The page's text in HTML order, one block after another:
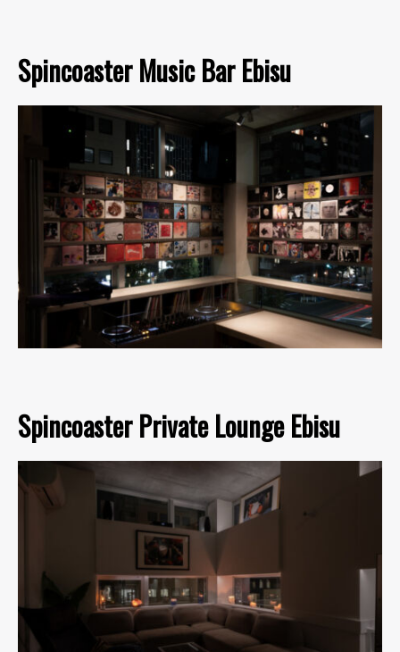
Spincoaster Music Bar Ebisu
Spincoaster Private Lounge Ebisu